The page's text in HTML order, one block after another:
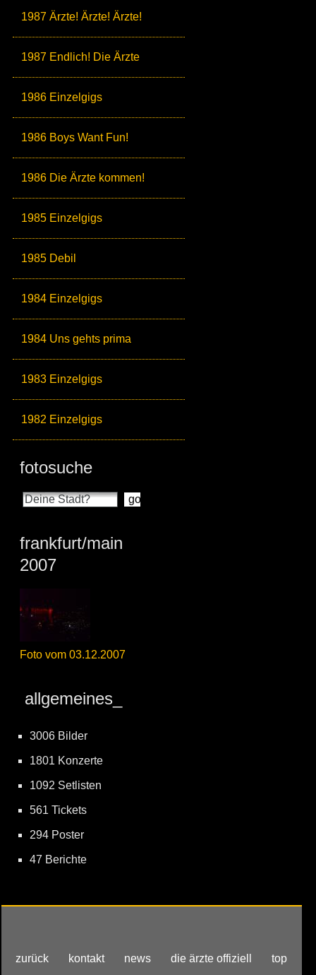
1987 Ärzte! Ärzte! Ärzte!
1987 Endlich! Die Ärzte
1986 Einzelgigs
1986 Boys Want Fun!
1986 Die Ärzte kommen!
1985 Einzelgigs
1985 Debil
1984 Einzelgigs
1984 Uns gehts prima
1983 Einzelgigs
1982 Einzelgigs
fotosuche
frankfurt/main
2007
Foto vom 03.12.2007
allgemeines_
3006 Bilder
1801 Konzerte
1092 Setlisten
561 Tickets
294 Poster
47 Berichte
zurück kontakt news die ärzte offiziell top